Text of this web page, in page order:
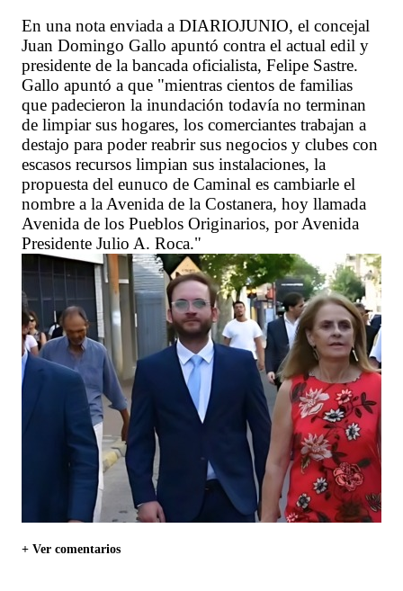
En una nota enviada a DIARIOJUNIO, el concejal
Juan Domingo Gallo apuntó contra el actual edil y
presidente de la bancada oficialista, Felipe Sastre.
Gallo apuntó a que "mientras cientos de familias
que padecieron la inundación todavía no terminan
de limpiar sus hogares, los comerciantes trabajan a
destajo para poder reabrir sus negocios y clubes con
escasos recursos limpian sus instalaciones, la
propuesta del eunuco de Caminal es cambiarle el
nombre a la Avenida de la Costanera, hoy llamada
Avenida de los Pueblos Originarios, por Avenida
Presidente Julio A. Roca."
+ Ver comentarios